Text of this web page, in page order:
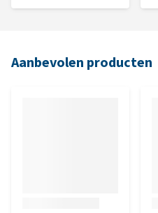
Aanbevolen producten